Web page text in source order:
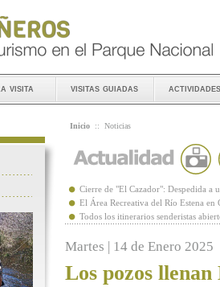
visita visitas guiadas actividades
Inicio :: Noticias
Cierre de "El Cazador": Despedida a
El Área Recreativa del Río Estena
Todos los itinerarios senderistas
Martes | 14 de Enero 2025
Los pozos